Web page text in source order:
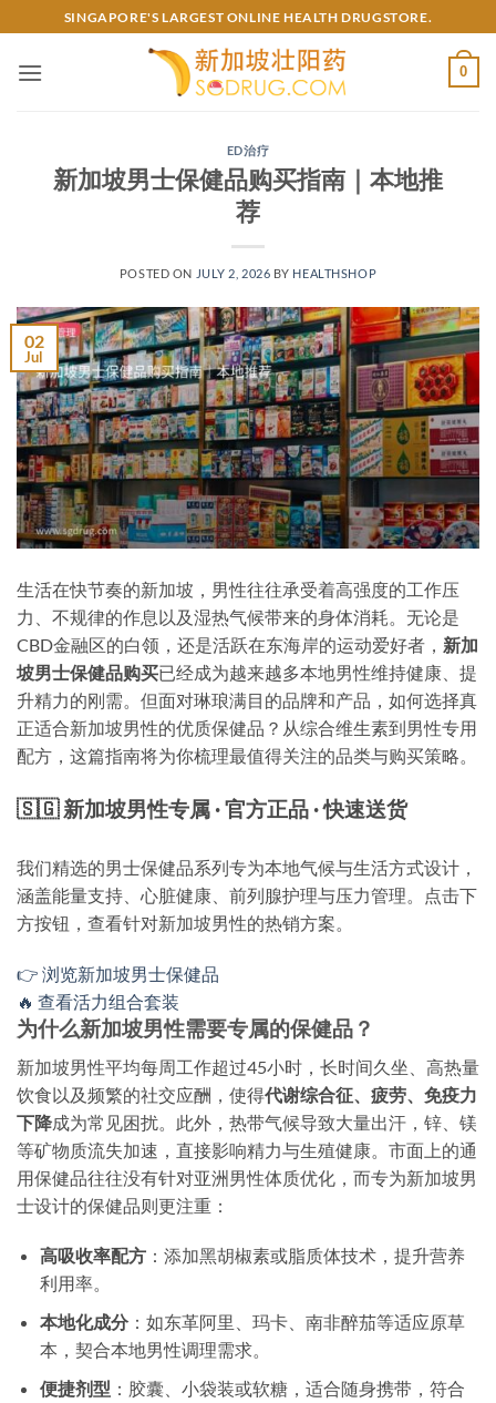
to
content
SINGAPORE'S LARGEST ONLINE HEALTH DRUGSTORE.
0
ED治疗
新加坡男士保健品购买指南｜本地推
荐
POSTED ON JULY 2, 2026 BY HEALTHSHOP
02
Jul
生活在快节奏的新加坡，男性往往承受着高强度的工作压
力、不规律的作息以及湿热气候带来的身体消耗。无论是
CBD金融区的白领，还是活跃在东海岸的运动爱好者， 新加
坡男士保健品购买已经成为越来越多本地男性维持健康、提
升精力的刚需。但面对琳琅满目的品牌和产品，如何选择真
正适合新加坡男性的优质保健品？从综合维生素到男性专用
配方，这篇指南将为你梳理最值得关注的品类与购买策略。
🇸🇬 新加坡男性专属 · 官方正品 · 快速送货
我们精选的男士保健品系列专为本地气候与生活方式设计，
涵盖能量支持、心脏健康、前列腺护理与压力管理。点击下
方按钮，查看针对新加坡男性的热销方案。
👉 浏览新加坡男士保健品
🔥 查看活力组合套装
为什么新加坡男性需要专属的保健品？
新加坡男性平均每周工作超过45小时，长时间久坐、高热量
饮食以及频繁的社交应酬，使得代谢综合征、疲劳、免疫力
下降成为常见困扰。此外，热带气候导致大量出汗，锌、镁
等矿物质流失加速，直接影响精力与生殖健康。市面上的通
用保健品往往没有针对亚洲男性体质优化，而专为新加坡男
士设计的保健品则更注重：
高吸收率配方：添加黑胡椒素或脂质体技术，提升营养
利用率。
本地化成分：如东革阿里、玛卡、南非醉茄等适应原草
本，契合本地男性调理需求。
便捷剂型 ：胶囊、小袋装或软糖，适合随身携带，符合